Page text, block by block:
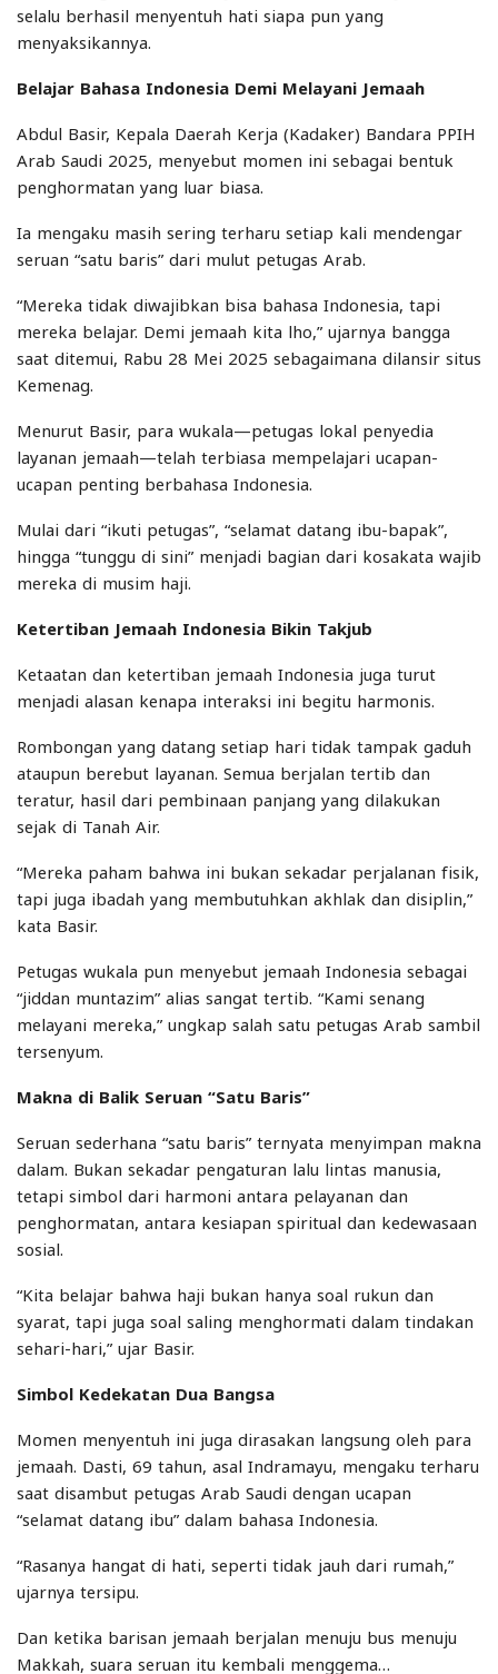
selalu berhasil menyentuh hati siapa pun yang
menyaksikannya.
Belajar Bahasa Indonesia Demi Melayani Jemaah
Abdul Basir, Kepala Daerah Kerja (Kadaker) Bandara PPIH
Arab Saudi 2025, menyebut momen ini sebagai bentuk
penghormatan yang luar biasa.
Ia mengaku masih sering terharu setiap kali mendengar
seruan “satu baris” dari mulut petugas Arab.
“Mereka tidak diwajibkan bisa bahasa Indonesia, tapi
mereka belajar. Demi jemaah kita lho,” ujarnya bangga
saat ditemui, Rabu 28 Mei 2025 sebagaimana dilansir situs
Kemenag.
Menurut Basir, para wukala—petugas lokal penyedia
layanan jemaah—telah terbiasa mempelajari ucapan-
ucapan penting berbahasa Indonesia.
Mulai dari “ikuti petugas”, “selamat datang ibu-bapak”,
hingga “tunggu di sini” menjadi bagian dari kosakata wajib
mereka di musim haji.
Ketertiban Jemaah Indonesia Bikin Takjub
Ketaatan dan ketertiban jemaah Indonesia juga turut
menjadi alasan kenapa interaksi ini begitu harmonis.
Rombongan yang datang setiap hari tidak tampak gaduh
ataupun berebut layanan. Semua berjalan tertib dan
teratur, hasil dari pembinaan panjang yang dilakukan
sejak di Tanah Air.
“Mereka paham bahwa ini bukan sekadar perjalanan fisik,
tapi juga ibadah yang membutuhkan akhlak dan disiplin,”
kata Basir.
Petugas wukala pun menyebut jemaah Indonesia sebagai
“jiddan muntazim” alias sangat tertib. “Kami senang
melayani mereka,” ungkap salah satu petugas Arab sambil
tersenyum.
Makna di Balik Seruan “Satu Baris”
Seruan sederhana “satu baris” ternyata menyimpan makna
dalam. Bukan sekadar pengaturan lalu lintas manusia,
tetapi simbol dari harmoni antara pelayanan dan
penghormatan, antara kesiapan spiritual dan kedewasaan
sosial.
“Kita belajar bahwa haji bukan hanya soal rukun dan
syarat, tapi juga soal saling menghormati dalam tindakan
sehari-hari,” ujar Basir.
Simbol Kedekatan Dua Bangsa
Momen menyentuh ini juga dirasakan langsung oleh para
jemaah. Dasti, 69 tahun, asal Indramayu, mengaku terharu
saat disambut petugas Arab Saudi dengan ucapan
“selamat datang ibu” dalam bahasa Indonesia.
“Rasanya hangat di hati, seperti tidak jauh dari rumah,”
ujarnya tersipu.
Dan ketika barisan jemaah berjalan menuju bus menuju
Makkah, suara seruan itu kembali menggema…